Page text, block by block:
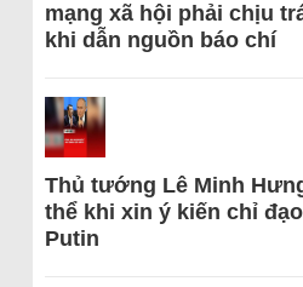
mạng xã hội phải chịu
khi dẫn nguồn báo chí
Thủ tướng Lê Minh
thể khi xin ý kiến chỉ
Putin